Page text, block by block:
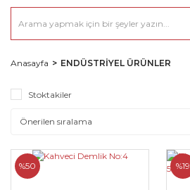
Anasayfa ENDÜSTRİYEL ÜRÜNLER
Stoktakiler
%50 %19